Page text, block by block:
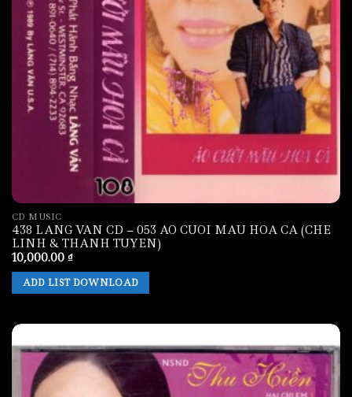
CD MUSIC
438 LANG VAN CD – 053 AO CUOI MAU HOA CA (CHE
LINH & THANH TUYEN)
10,000.00 ₫
ADD LIST DOWNLOAD